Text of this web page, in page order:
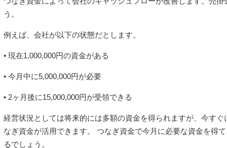
う。
例えば、会社が以下の状態だとします。
• 現在1,000,000円の資金がある
• 今月中に5,000,000円が必要
• 2ヶ月後に15,000,000円が受領できる
経営状況としては将来的には多額の資金を得られますが、今す
なぎ資金が活用できます。 つなぎ資金で今月に必要な資金を得
るでしょう。